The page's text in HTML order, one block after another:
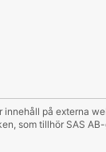
innehåll på externa
som tillhör SAS